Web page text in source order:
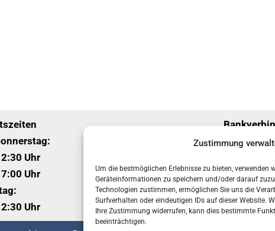
Zustimmung
Um die bestmöglichen Erlebnisse zu bieten, verwenden
Geräteinformationen zu speichern und/oder darauf
Technologien zustimmen, ermöglichen Sie uns die
Surfverhalten oder eindeutigen IDs auf dieser Website.
Ihre Zustimmung widerrufen, kann dies bestimmte
beeinträchtigen.
Uhr
Uhr
Uhr
SWIFT-BIC: